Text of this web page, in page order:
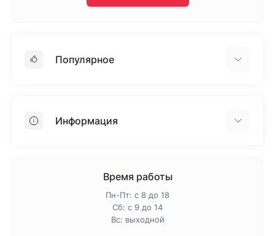
Популярное
ПенопластИнформация
Время работы
Пн-Пт: с 8 до 18
Сб: с 9 до 14
Вс: выходной